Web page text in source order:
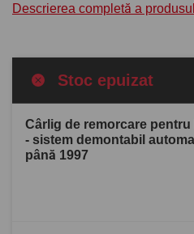
Descrierea completă a
Stoc epuizat
Cârlig de remorcare pentru
- sistem demontabil
până 1997